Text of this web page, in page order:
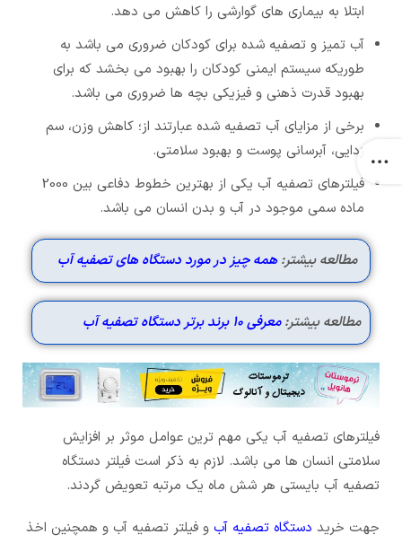
ابتلا به بیماری های گوارشی را کاهش می دهد.
آب تمیز و تصفیه شده برای کودکان ضروری می باشد به
طوریکه سیستم ایمنی کودکان را بهبود می بخشد که برای
بهبود قدرت ذهنی و فیزیکی بچه ها ضروری می باشد.
برخی از مزایای آب تصفیه شده عبارتند از؛ کاهش وزن، سم
زدایی، آبرسانی پوست و بهبود سلامتی.
فیلترهای تصفیه آب یکی از بهترین خطوط دفاعی بین 2000
ماده سمی موجود در آب و بدن انسان می باشد.
مطالعه بیشتر:همه چیز در مورد دستگاه های تصفیه آب
مطالعه بیشتر:معرفی 10 برند برتر دستگاه تصفیه آب
فیلترهای تصفیه آب یکی مهم ترین عوامل موثر بر افزایش
سلامتی انسان ها می باشد. لازم به ذکر است فیلتر دستگاه
تصفیه آب بایستی هر شش ماه یک مرتبه تعویض گردند.
جهت خرید دستگاه تصفیه آب و فیلتر تصفیه آب و همچنین اخذ